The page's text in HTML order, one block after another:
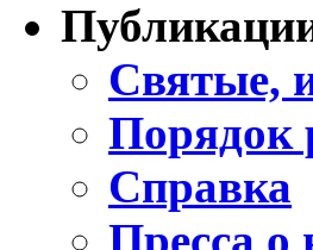
Святые,
Порядок
Справка